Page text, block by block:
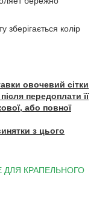
зберігається колір
овочевий сітки
передоплати її
або повної
з цього
ДЛЯ КРАПЕЛЬНОГО